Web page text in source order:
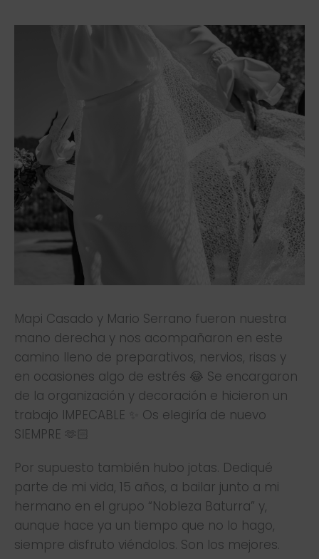
Mapi Casado y Mario Serrano fueron nuestra
mano derecha y nos acompañaron en este
camino lleno de preparativos, nervios, risas y
en ocasiones algo de estrés 😂 Se encargaron
de la organización y decoración e hicieron un
trabajo IMPECABLE ✨ Os elegiría de nuevo
SIEMPRE 🫶🏻
Por supuesto también hubo jotas. Dediqué
parte de mi vida, 15 años, a bailar junto a mi
hermano en el grupo “Nobleza Baturra” y,
aunque hace ya un tiempo que no lo hago,
siempre disfruto viéndolos. Son los mejores.